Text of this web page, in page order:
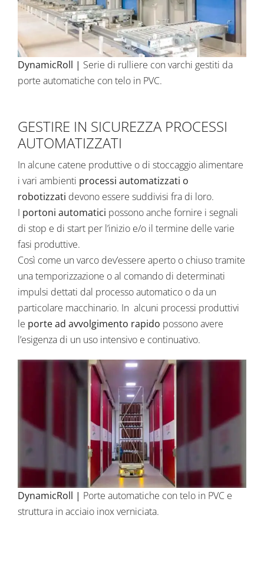
DynamicRoll | Serie di rulliere con varchi gestiti da
porte automatiche con telo in PVC.
GESTIRE IN SICUREZZA PROCESSI
AUTOMATIZZATI
In alcune catene produttive o di stoccaggio alimentare
i vari ambienti processi automatizzati o
robotizzati devono essere suddivisi fra di loro.
I portoni automatici possono anche fornire i segnali
di stop e di start per l’inizio e/o il termine delle varie
fasi produttive.
Così come un varco dev’essere aperto o chiuso tramite
una temporizzazione o al comando di determinati
impulsi dettati dal processo automatico o da un
particolare macchinario. In alcuni processi produttivi
le porte ad avvolgimento rapido possono avere
l’esigenza di un uso intensivo e continuativo.
DynamicRoll | Porte automatiche con telo in PVC e
struttura in acciaio inox verniciata.